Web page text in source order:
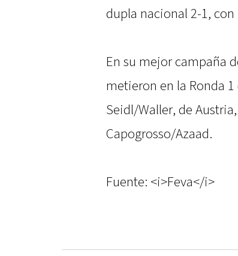
dupla nacional 2-1, con
En su mejor campaña
metieron en la Ronda
Seidl/Waller, de
Capogrosso/Azaad.
Fuente: <i>Feva</i>